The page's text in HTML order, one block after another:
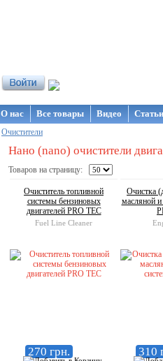
О нас Все товары Видео
Очистители
Нано (nano) очистители
Товаров на страницу:
Очиститель топливной
системы бензиновых
двигателей PRO TEC
Fuel Line Cleaner
270 грн.
Очистка
масляной и
310